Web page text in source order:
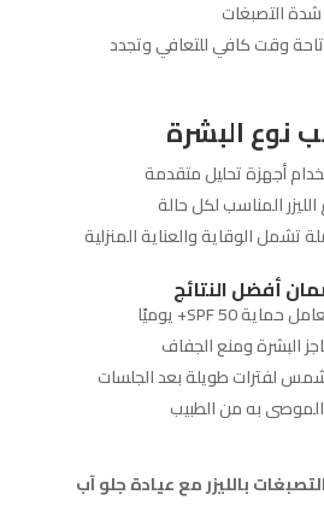
أسابيع لإتاحة وقت كافي للتعافي وتجدد
البشرة
أجهزة تحليل متقدمة
المناسب لكل حالة
تشمل الوقاية والعناية المنزلية
أفضل النتائج
حماية SPF50+ يوميًا
البشرة ومنع الجفاف
لفترات طويلة بعد الجلسات
الموصى به من الطبيب
بالليزر مع عيادة جلو آب